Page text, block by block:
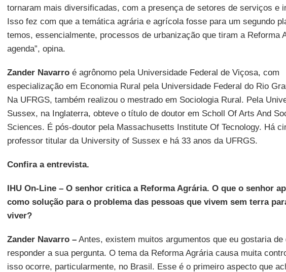
tornaram mais diversificadas, com a presença de setores de serviços e
Isso fez com que a temática agrária e agrícola fosse para um segundo
temos, essencialmente, processos de urbanização que tiram a Reforma
agenda”, opina.
Zander Navarroé agrônomo pela Universidade Federal de Viçosa, com
especialização em Economia Rural pela Universidade Federal do Rio
Na UFRGS, também realizou o mestrado em Sociologia Rural. Pela
Sussex, na Inglaterra, obteve o título de doutor em Scholl Of Arts And
Sciences. É pós-doutor pela Massachusetts Institute Of Tecnology. Há
professor titular da University of Sussex e há 33 anos da UFRGS.
Confira a entrevista.
IHU On-Line – O senhor critica a Reforma Agrária. O que o senhor
como solução para o problema das pessoas que vivem sem terra
viver?
Zander Navarro –Antes, existem muitos argumentos que eu gostaria de
responder a sua pergunta. O tema da Reforma Agrária causa muita
isso ocorre, particularmente, no Brasil. Esse é o primeiro aspecto que